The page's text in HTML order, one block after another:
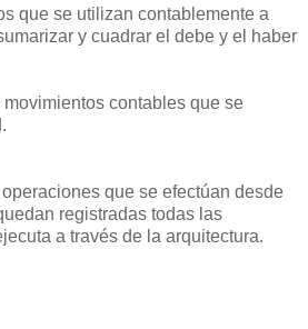
que se utilizan contablemente a
y cuadrar el debe y el haber
movimientos contables que se
que se efectúan desde
registradas todas las
a través de la arquitectura.